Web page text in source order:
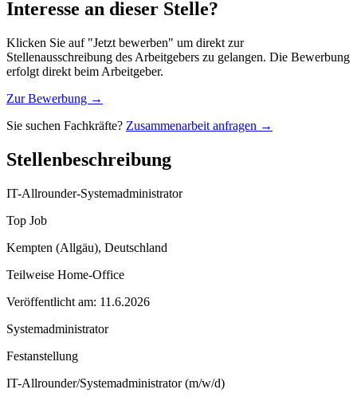
Interesse an dieser Stelle?
Klicken Sie auf "Jetzt bewerben" um direkt zur
Stellenausschreibung des Arbeitgebers zu gelangen. Die Bewerbung
erfolgt direkt beim Arbeitgeber.
Zur Bewerbung →
Sie suchen Fachkräfte? Zusammenarbeit anfragen →
Stellenbeschreibung
IT-Allrounder-Systemadministrator
Top Job
Kempten (Allgäu), Deutschland
Teilweise Home-Office
Veröffentlicht am: 11.6.2026
Systemadministrator
Festanstellung
IT-Allrounder/Systemadministrator (m/w/d)